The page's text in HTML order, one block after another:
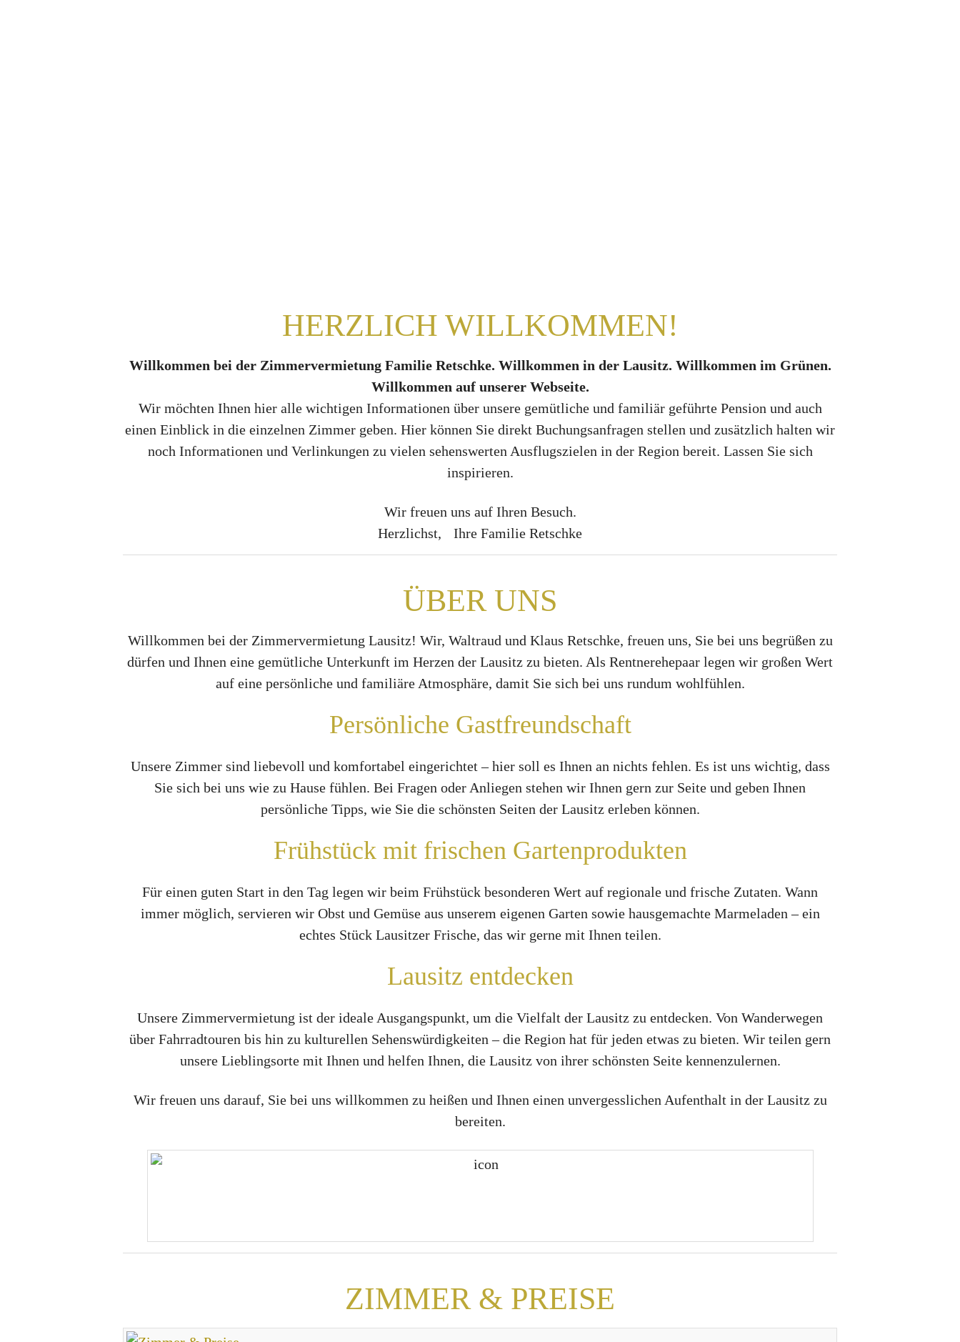
HERZLICH WILLKOMMEN!
Willkommen bei der Zimmervermietung Familie Retschke. Willkommen in der Lausitz. Willkommen im Grünen.
Willkommen auf unserer Webseite.
Wir möchten Ihnen hier alle wichtigen Informationen über unsere gemütliche und familiär geführte Pension und auch
einen Einblick in die einzelnen Zimmer geben. Hier können Sie direkt Buchungsanfragen stellen und zusätzlich halten wir
noch Informationen und Verlinkungen zu vielen sehenswerten Ausflugszielen in der Region bereit. Lassen Sie sich
inspirieren.
Wir freuen uns auf Ihren Besuch.
Herzlichst, Ihre Familie Retschke
ÜBER UNS
Willkommen bei der Zimmervermietung Lausitz! Wir, Waltraud und Klaus Retschke, freuen uns, Sie bei uns begrüßen zu
dürfen und Ihnen eine gemütliche Unterkunft im Herzen der Lausitz zu bieten. Als Rentnerehepaar legen wir großen Wert
auf eine persönliche und familiäre Atmosphäre, damit Sie sich bei uns rundum wohlfühlen.
Persönliche Gastfreundschaft
Unsere Zimmer sind liebevoll und komfortabel eingerichtet – hier soll es Ihnen an nichts fehlen. Es ist uns wichtig, dass
Sie sich bei uns wie zu Hause fühlen. Bei Fragen oder Anliegen stehen wir Ihnen gern zur Seite und geben Ihnen
persönliche Tipps, wie Sie die schönsten Seiten der Lausitz erleben können.
Frühstück mit frischen Gartenprodukten
Für einen guten Start in den Tag legen wir beim Frühstück besonderen Wert auf regionale und frische Zutaten. Wann
immer möglich, servieren wir Obst und Gemüse aus unserem eigenen Garten sowie hausgemachte Marmeladen – ein
echtes Stück Lausitzer Frische, das wir gerne mit Ihnen teilen.
Lausitz entdecken
Unsere Zimmervermietung ist der ideale Ausgangspunkt, um die Vielfalt der Lausitz zu entdecken. Von Wanderwegen
über Fahrradtouren bis hin zu kulturellen Sehenswürdigkeiten – die Region hat für jeden etwas zu bieten. Wir teilen gern
unsere Lieblingsorte mit Ihnen und helfen Ihnen, die Lausitz von ihrer schönsten Seite kennenzulernen.
Wir freuen uns darauf, Sie bei uns willkommen zu heißen und Ihnen einen unvergesslichen Aufenthalt in der Lausitz zu
bereiten.
ZIMMER & PREISE